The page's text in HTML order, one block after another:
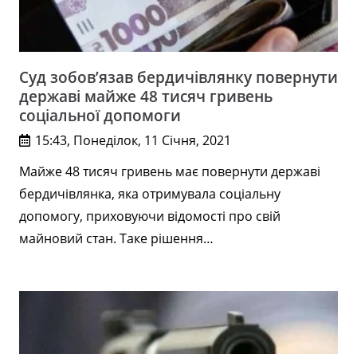
Суд зобов’язав бердичівлянку повернути
державі майже 48 тисяч гривень
соціальної допомоги
15:43, Понеділок, 11 Січня, 2021
Майже 48 тисяч гривень має повернути державі
бердичівлянка, яка отримувала соціальну
допомогу, приховуючи відомості про свій
майновий стан. Таке рішення…